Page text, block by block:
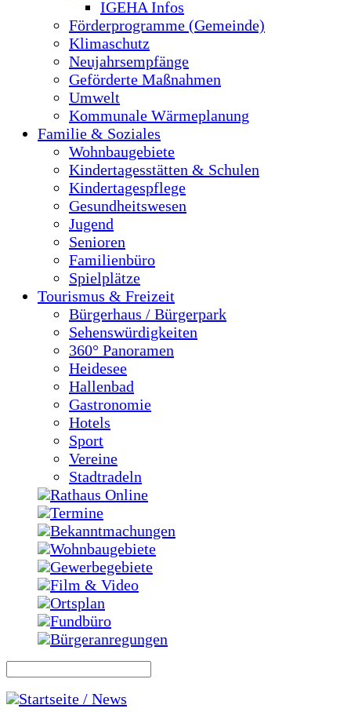
IGEHA Infos
Förderprogramme (Gemeinde)
Klimaschutz
Neujahrsempfänge
Geförderte Maßnahmen
Umwelt
Kommunale Wärmeplanung
Familie & Soziales
Wohnbaugebiete
Kindertagesstätten & Schulen
Kindertagespflege
Gesundheitswesen
Jugend
Senioren
Familienbüro
Spielplätze
Tourismus & Freizeit
Bürgerhaus / Bürgerpark
Sehenswürdigkeiten
360° Panoramen
Heidesee
Hallenbad
Gastronomie
Hotels
Sport
Vereine
Stadtradeln
Rathaus Online
Termine
Bekanntmachungen
Wohnbaugebiete
Gewerbegebiete
Film & Video
Ortsplan
Fundbüro
Bürgeranregungen
Startseite / News